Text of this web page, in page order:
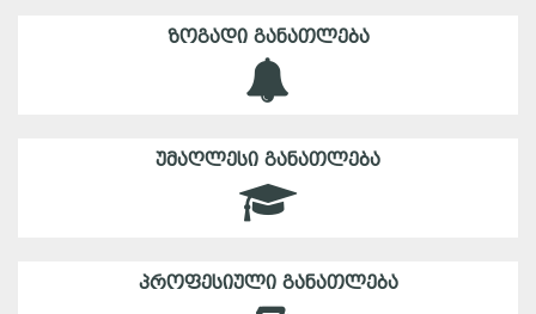
ᲖᲝᲒᲐᲓᲘ ᲒᲐᲜᲐᲗᲚᲔᲑᲐ
ᲣᲛᲐᲦᲚᲔᲡᲘ ᲒᲐᲜᲐᲗᲚᲔᲑᲐ
ᲞᲠᲝᲤᲔᲡᲘᲣᲚᲘ ᲒᲐᲜᲐᲗᲚᲔᲑᲐ